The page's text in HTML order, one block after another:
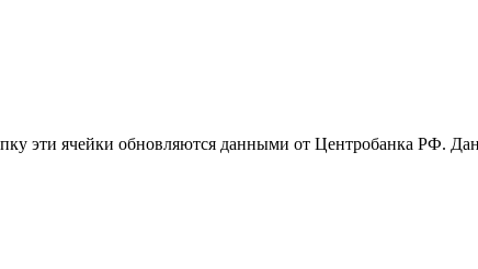
эти ячейки обновляются данными от Центробанка РФ.